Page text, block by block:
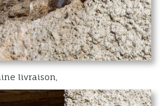
livraison,